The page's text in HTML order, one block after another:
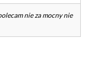
nie za mocny nie